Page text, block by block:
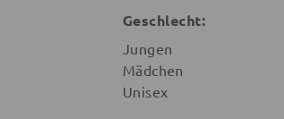
Geschlecht:
Jungen
Mädchen
Unisex